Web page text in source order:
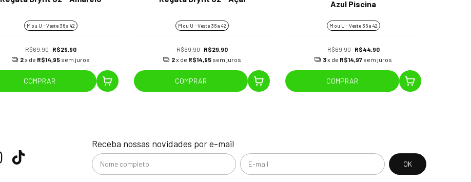
M ou U - Veste 36 a 42
R$69,90
R$29,90
2x de R$14,95 sem juros
COMPRAR
M ou U - Veste 36 a 42
R$69,90
R$29,90
2x de R$14,95 sem juros
COMPRAR
Azul Piscina
M ou U - Veste 36 a 42
R$69,90
R$44,90
3x de R$14,97 sem juros
COMPRAR
Receba nossas novidades por e-mail